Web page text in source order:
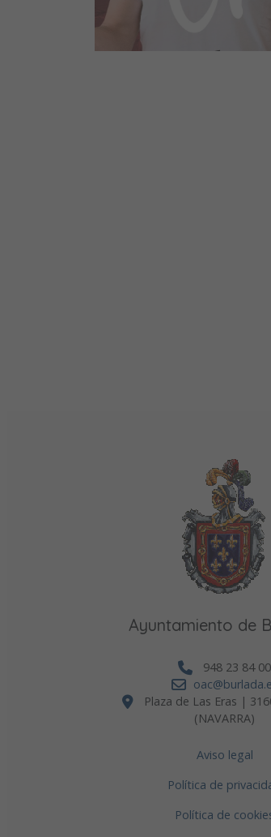
Ayuntamiento de
948 23 84 00
Plaza de Las Eras |
(NAVARRA)
Aviso legal
Política de
Política de